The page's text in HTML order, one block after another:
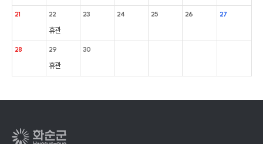
21 22
휴관
23 24 25 26 27
28 29
휴관
30